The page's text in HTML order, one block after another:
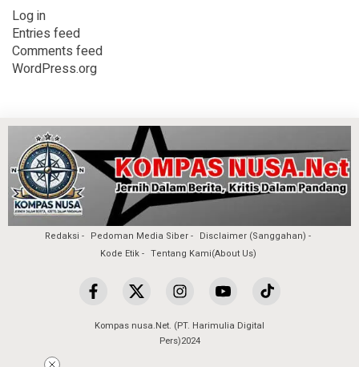
Log in
Entries feed
Comments feed
WordPress.org
Redaksi Pedoman Media Siber
Disclaimer (Sanggahan)
Kode Etik
Tentang Kami(About Us)
Kompas nusa.Net. (PT. Harimulia Digital
Pers)2024